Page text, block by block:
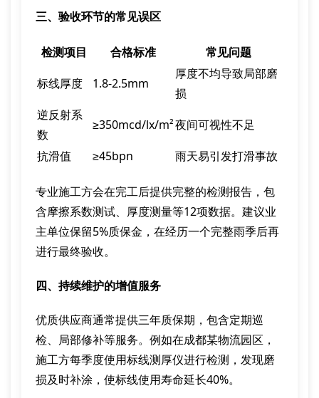
三、验收环节的常见误区
检测项目 合格标准
常见问题
标线厚度
1.8-2.5mm
厚度不均导致局部磨
损
逆反射系
数
≥350mcd/lx/m²夜间可视性不足
抗滑值
≥45bpn 雨天易引发打滑事故
专业施工方会在完工后提供完整的检测报告，包
含摩擦系数测试、厚度测量等12项数据。建议业
主单位保留5%质保金，在经历一个完整雨季后再
进行最终验收。
四、持续维护的增值服务
优质供应商通常提供三年质保期，包含定期巡
检、局部修补等服务。例如在成都某物流园区，
施工方每季度使用标线测厚仪进行检测，发现磨
损及时补涂，使标线使用寿命延长40%。